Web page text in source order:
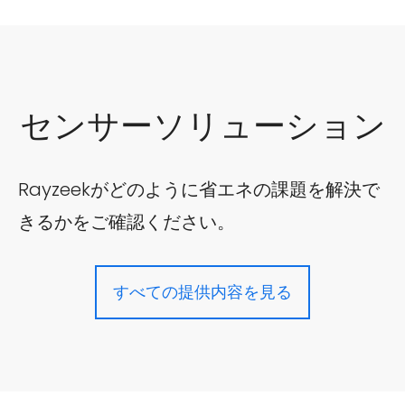
センサーソリューション
Rayzeekがどのように省エネの課題を解決で
きるかをご確認ください。
すべての提供内容を見る